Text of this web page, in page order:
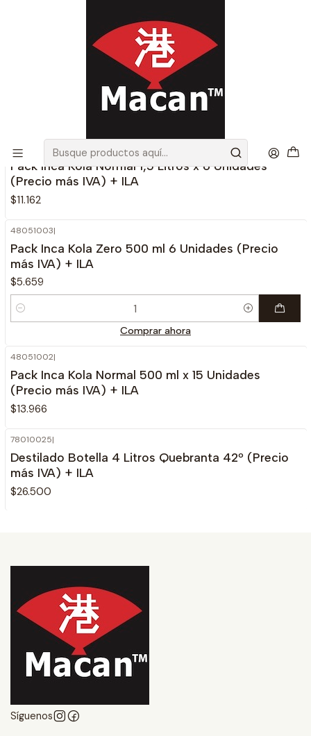
Gaseosas
Filtros
No disponible
48051000|Inca Kola
Pack Inca Kola Normal 1,5 Litros x 6 Unidades
(Precio más IVA) + ILA
$11.162
48051003|
Pack Inca Kola Zero 500 ml 6 Unidades (Precio
más IVA) + ILA
$5.659
Cantidad
Comprar ahora
No disponible
48051002|
Pack Inca Kola Normal 500 ml x 15 Unidades
(Precio más IVA) + ILA
$13.966
Agotado
78010025|
Destilado Botella 4 Litros Quebranta 42º (Precio
más IVA) + ILA
$26.500
Síguenos